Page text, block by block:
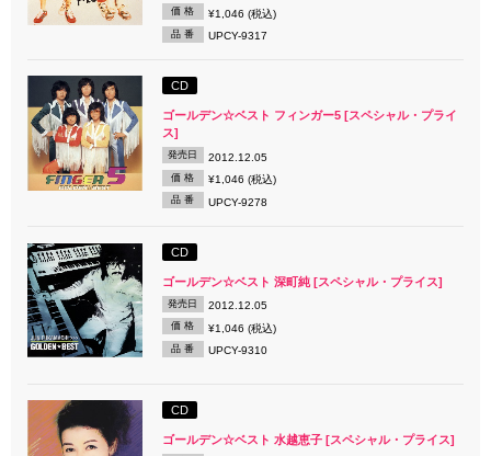
価 格 ¥1,046 (税込)
品 番 UPCY-9317
CD
ゴールデン☆ベスト フィンガー5 [スペシャル・プライ
ス]
発売日 2012.12.05
価 格 ¥1,046 (税込)
品 番 UPCY-9278
CD
ゴールデン☆ベスト 深町純 [スペシャル・プライス]
発売日 2012.12.05
価 格 ¥1,046 (税込)
品 番 UPCY-9310
CD
ゴールデン☆ベスト 水越恵子 [スペシャル・プライス]